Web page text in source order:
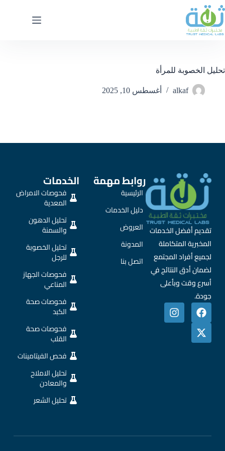
تحليل الخصوبة للمرأة
alkaf أغسطس 10, 2025
تقديم أفضل الخدمات
المخبرية المتكاملة
لجميع أفراد المجتمع
لضمان أدق النتائج في
أسرع وقت وبأعلى
جودة.
روابط مهمة
الرئيسية
دليل الخدمات
العروض
المدونة
اتصل بنا
الخدمات
فحوصات الامراض
المعدية
تحليل الدهون
والسمنة
تحليل الخصوبة
للرجل
فحوصات الجهاز
المناعي
فحوصات صحة
الكبد
فحوصات صحة
القلب
فحص الفيتامينات
تحليل الاملاح
والمعادن
تحليل الشعر